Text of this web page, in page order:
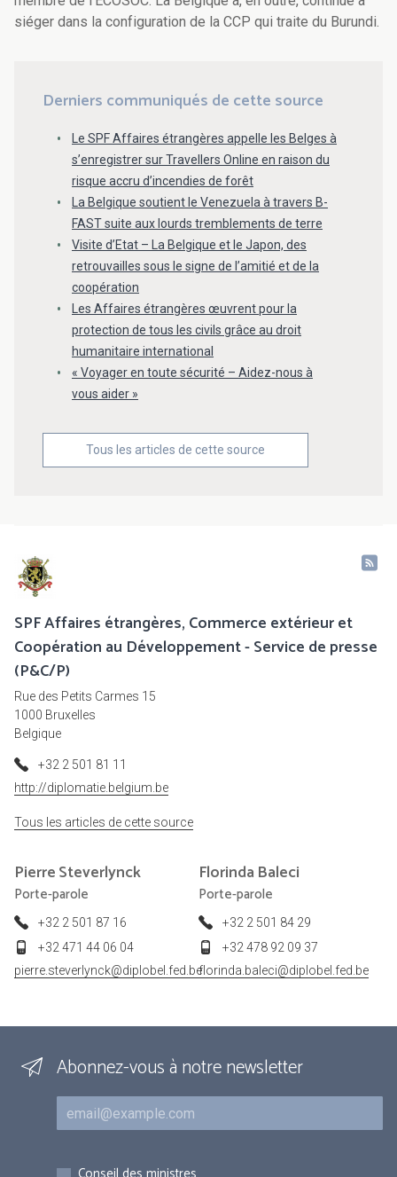
siéger dans la configuration de la CCP qui traite du Burundi.
Derniers communiqués de cette source
Le SPF Affaires étrangères appelle les Belges à
s’enregistrer sur Travellers Online en raison du
risque accru d’incendies de forêt
La Belgique soutient le Venezuela à travers B-
FAST suite aux lourds tremblements de terre
Visite d’Etat – La Belgique et le Japon, des
retrouvailles sous le signe de l’amitié et de la
coopération
Les Affaires étrangères œuvrent pour la
protection de tous les civils grâce au droit
humanitaire international
« Voyager en toute sécurité – Aidez-nous à
vous aider »
Tous les articles de cette source
SPF Affaires étrangères, Commerce extérieur et
Coopération au Développement - Service de presse
(P&C/P)
Rue des Petits Carmes 15
1000 Bruxelles
Belgique
+32 2 501 81 11
http://diplomatie.belgium.be
Tous les articles de cette source
PierreSteverlynck
Porte-parole
+32 2 501 87 16
+32 471 44 06 04
pierre.steverlynck@diplobel.fed.be
Florinda Baleci
Porte-parole
+32 2 501 84 29
+32 478 92 09 37
florinda.baleci@diplobel.fed.be
Abonnez-vous à notre newsletter
Courriel
Inscriptions